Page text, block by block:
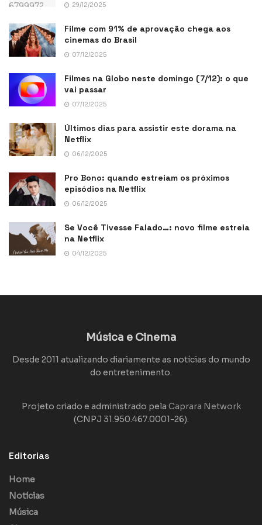
29/12/2025
Filme com 91% de aprovação chega aos
cinemas do Brasil
07/12/2025
Filmes na Globo neste domingo (7/12): o que
vai passar
07/12/2025
Últimos dias para assistir este dorama na
Netflix
06/12/2025
Pro Bono: quando estreiam os próximos
episódios na Netflix
06/12/2025
Se Você Tivesse Falado…: novo filme estreia
na Netflix
04/12/2025
Música e Cinema
Desde 2011 atualizando diariamente as notícias do mundo
do entretenimento.
Projeto criado e administrado pela Caprara Network
(CNPJ 31.950.467.0001-26).
Editorias
Home
Notícias
Música